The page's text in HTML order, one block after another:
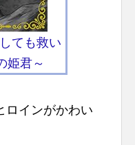
ても救い
姫君～
ロインがかわい